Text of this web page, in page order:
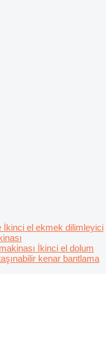
İkinci el ekmek dilimleyici
İkinci el dolum
kenar bantlama